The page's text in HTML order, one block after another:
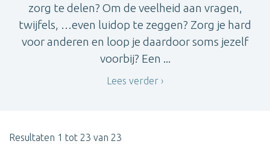
zorg te delen? Om de veelheid aan vragen,
twijfels, …even luidop te zeggen? Zorg je hard
voor anderen en loop je daardoor soms jezelf
voorbij? Een ...
Lees verder
Resultaten 1 tot 23 van 23